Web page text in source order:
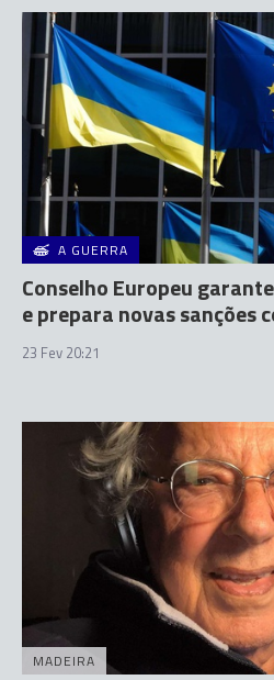
A GUERRA
Conselho Europeu
e prepara novas sanções
23 Fev 20:21
MADEIRA